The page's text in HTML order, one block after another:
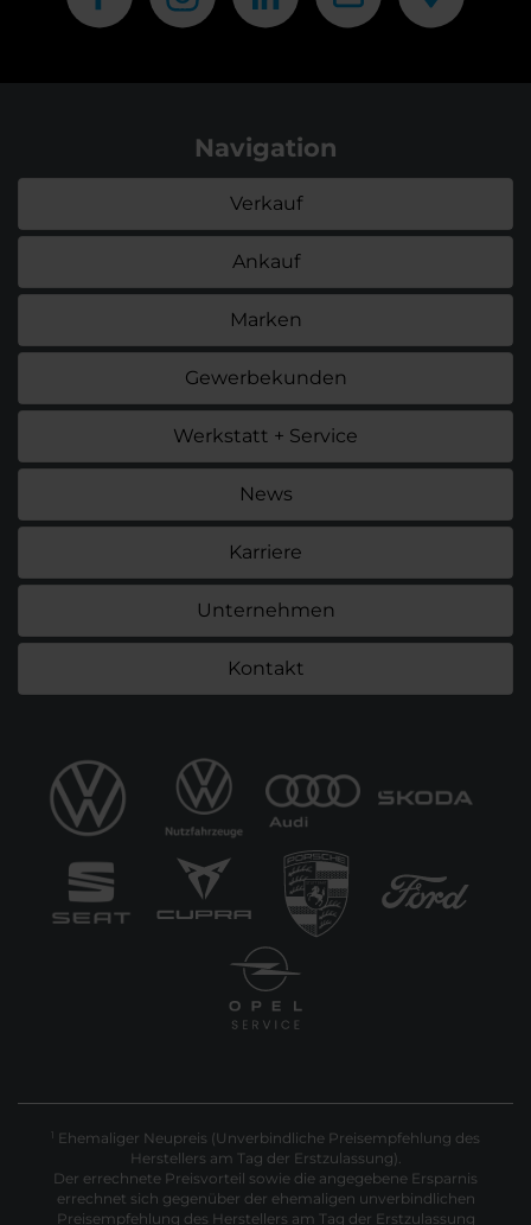
Navigation
Verkauf
Ankauf
Marken
Gewerbekunden
Werkstatt + Service
News
Karriere
Unternehmen
Kontakt
1 Ehemaliger Neupreis (Unverbindliche Preisempfehlung des
Herstellers am Tag der Erstzulassung).
Der errechnete Preisvorteil sowie die angegebene Ersparnis
errechnet sich gegenüber der ehemaligen unverbindlichen
Preisempfehlung des Herstellers am Tag der Erstzulassung